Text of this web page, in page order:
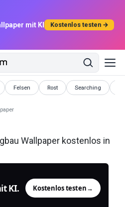
mit KI Kostenlos testen →
Felsen
Wallpaper Rost
Wallpaper Searching
Wallpaper
Wallpaper kostenlos in
KI. Kostenlos testen→